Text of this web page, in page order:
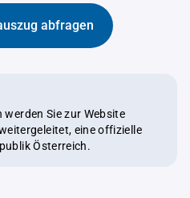
abfragen
Sie zur Website
Österreich.